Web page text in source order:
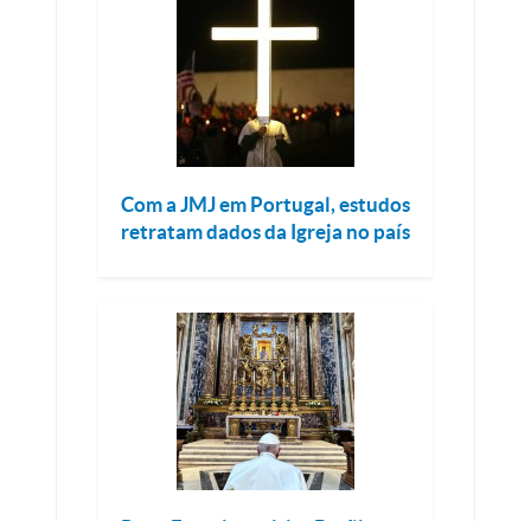
Com a JMJ em Portugal, estudos
retratam dados da Igreja no país